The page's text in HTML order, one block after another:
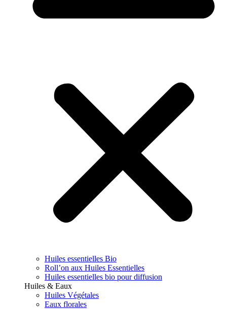
Huiles essentielles Bio
Roll’on aux Huiles Essentielles
Huiles essentielles bio pour diffusion
Huiles & Eaux
Huiles Végétales
Eaux florales